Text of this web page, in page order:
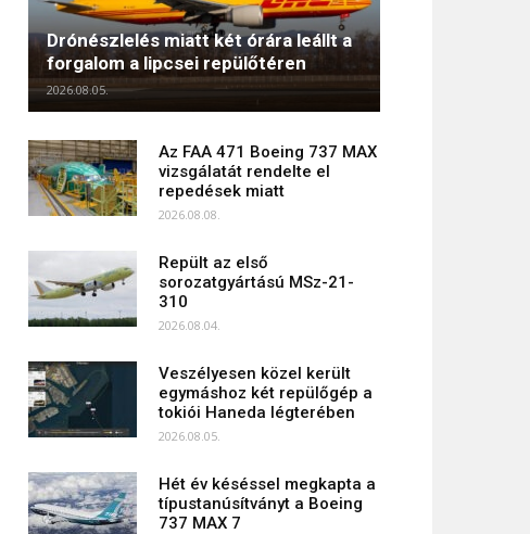
Drónészlelés miatt két órára leállt a
forgalom a lipcsei repülőtéren
2026.08.05.
Az FAA 471 Boeing 737 MAX
vizsgálatát rendelte el
repedések miatt
2026.08.08.
Repült az első
sorozatgyártású MSz-21-
310
2026.08.04.
Veszélyesen közel került
egymáshoz két repülőgép a
tokiói Haneda légterében
2026.08.05.
Hét év késéssel megkapta a
típustanúsítványt a Boeing
737 MAX 7